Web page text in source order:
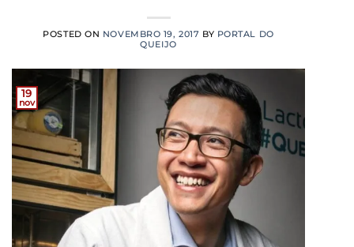
POSTED ON NOVEMBRO 19, 2017 BY PORTAL DO
QUEIJO
19
nov